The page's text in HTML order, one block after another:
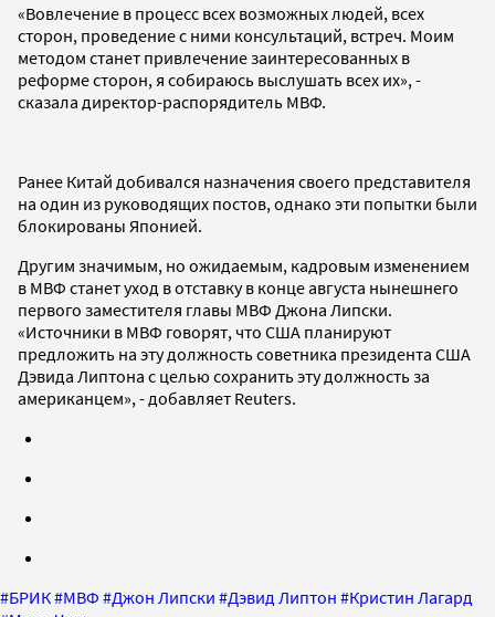
«Вовлечение в процесс всех возможных людей, всех
сторон, проведение с ними консультаций, встреч. Моим
методом станет привлечение заинтересованных в
реформе сторон, я собираюсь выслушать всех их», -
сказала директор-распорядитель МВФ.
Ранее Китай добивался назначения своего представителя
на один из руководящих постов, однако эти попытки были
блокированы Японией.
Другим значимым, но ожидаемым, кадровым изменением
в МВФ станет уход в отставку в конце августа нынешнего
первого заместителя главы МВФ Джона Липски.
«Источники в МВФ говорят, что США планируют
предложить на эту должность советника президента США
Дэвида Липтона с целью сохранить эту должность за
американцем», - добавляет Reuters.
#БРИК#МВФ #Джон Липски #Дэвид Липтон #Кристин Лагард